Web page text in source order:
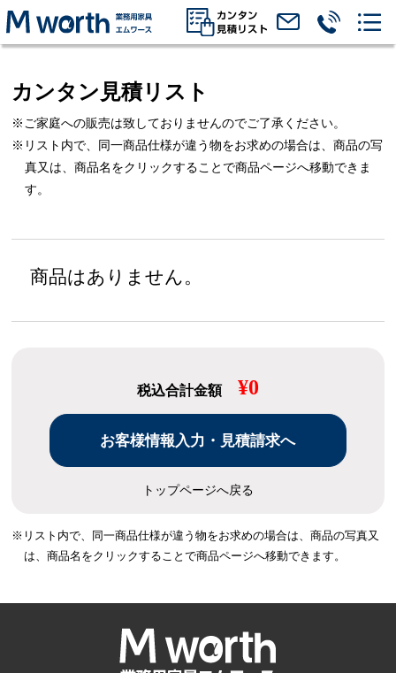
カンタン見積リスト
※ご家庭への販売は致しておりませんのでご了承ください。
※リスト内で、同一商品仕様が違う物をお求めの場合は、商品の写
真又は、商品名をクリックすることで商品ページへ移動できま
す。
商品はありません。
税込合計金額 ¥0
トップページへ戻る
※リスト内で、同一商品仕様が違う物をお求めの場合は、商品の写真又
は、商品名をクリックすることで商品ページへ移動できます。